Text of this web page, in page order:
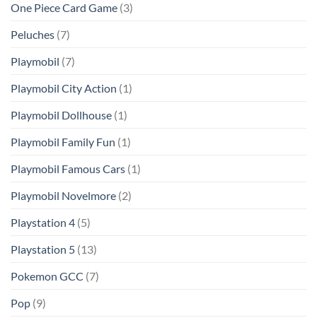
One Piece Card Game (3)
Peluches (7)
Playmobil (7)
Playmobil City Action (1)
Playmobil Dollhouse (1)
Playmobil Family Fun (1)
Playmobil Famous Cars (1)
Playmobil Novelmore (2)
Playstation 4 (5)
Playstation 5 (13)
Pokemon GCC (7)
Pop (9)